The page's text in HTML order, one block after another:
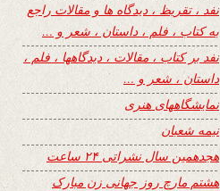
نفد ، تقریظ ، دیدگاه ها و مقالات راجع
به کتاب ، فلم ، داستان ، شعر و …
نفد بر کتاب ، مقالات ، دیدگاهها ، فلم ،
داستان ، شعر و …
نمایشگاههای هنری
نیمه شعبان
هجدهمین سال نشراتی ۲۴ ساعت
هشتم مارچ روز جهانی زن مبارک